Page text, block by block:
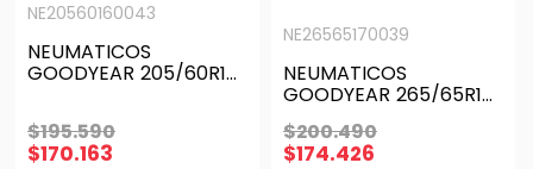
NE20560160043
NEUMATICOS
GOODYEAR 205/60R16
$195.590
$170.163
NE26565170039
NEUMATICOS
GOODYEAR 265/65R17
WRANGLER
WORKHORSE A
$200.490
$174.426